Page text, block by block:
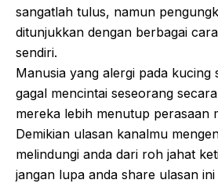
sangatlah tulus, namun
ditunjukkan dengan berbagai
sendiri.
Manusia yang alergi pada kucing
gagal mencintai seseorang
mereka lebih menutup perasaan
Demikian ulasan kanalmu
melindungi anda dari roh jahat
jangan lupa anda share ulasan